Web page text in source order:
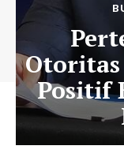
Otoritas
Positif